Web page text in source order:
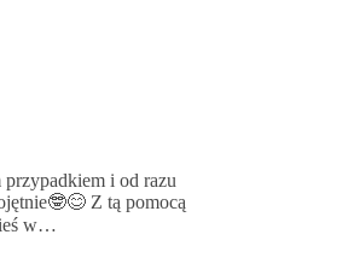
i od razu
Z tą pomocą
w…